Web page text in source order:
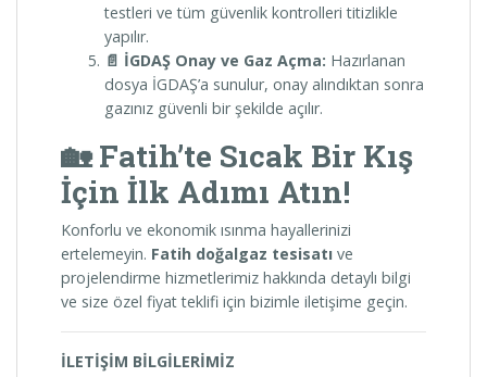
testleri ve tüm güvenlik kontrolleri titizlikle
yapılır.
📄 İGDAŞ Onay ve Gaz Açma: Hazırlanan
dosya İGDAŞ’a sunulur, onay alındıktan sonra
gazınız güvenli bir şekilde açılır.
🏡 Fatih’te Sıcak Bir Kış
İçin İlk Adımı Atın!
Konforlu ve ekonomik ısınma hayallerinizi
ertelemeyin. Fatih doğalgaz tesisatı ve
projelendirme hizmetlerimiz hakkında detaylı bilgi
ve size özel fiyat teklifi için bizimle iletişime geçin.
İLETİŞİM BİLGİLERİMİZ